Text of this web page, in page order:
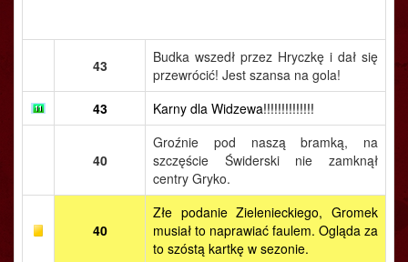
43
Budka wszedł przez Hryczkę i dał się
przewrócić! Jest szansa na gola!
43
Karny dla Widzewa!!!!!!!!!!!!!!
40
Groźnie pod naszą bramką, na
szczęście Świderski nie zamknął
centry Gryko.
40
Złe podanie Zielenieckiego, Gromek
musiał to naprawiać faulem. Ogląda za
to szóstą kartkę w sezonie.